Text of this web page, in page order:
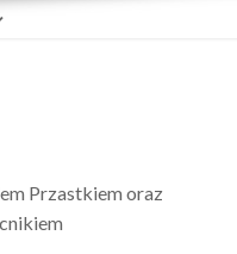
Przastkiem oraz